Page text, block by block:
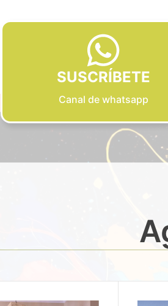
SUSCRÍBETE
Canal de whatsapp